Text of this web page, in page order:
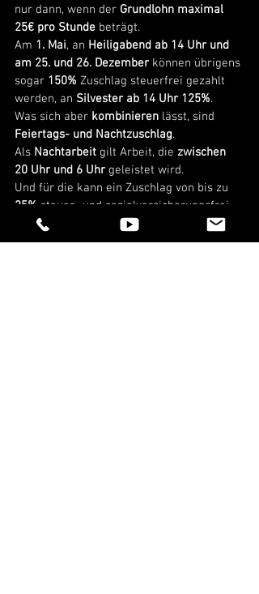
nur dann, wenn der Grundlohn maximal
25€ pro Stunde beträgt.
Am 1. Mai, an Heiligabend ab 14 Uhr und
am 25. und 26. Dezember können übrigens
sogar 150% Zuschlag steuerfrei gezahlt
werden, an Silvester ab 14 Uhr 125%.
Was sich aber kombinieren lässt, sind
Feiertags- und Nachtzuschlag.
Als Nachtarbeit gilt Arbeit, die zwischen
20 Uhr und 6 Uhr geleistet wird.
Und für die kann ein Zuschlag von bis zu
25% steuer- und sozialversicherungsfrei
gezahlt werden.